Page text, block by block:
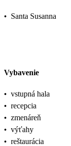
• Santa Susanna
Vybavenie
• vstupná hala
• recepcia
• zmenáreň
• výťahy
• reštaurácia